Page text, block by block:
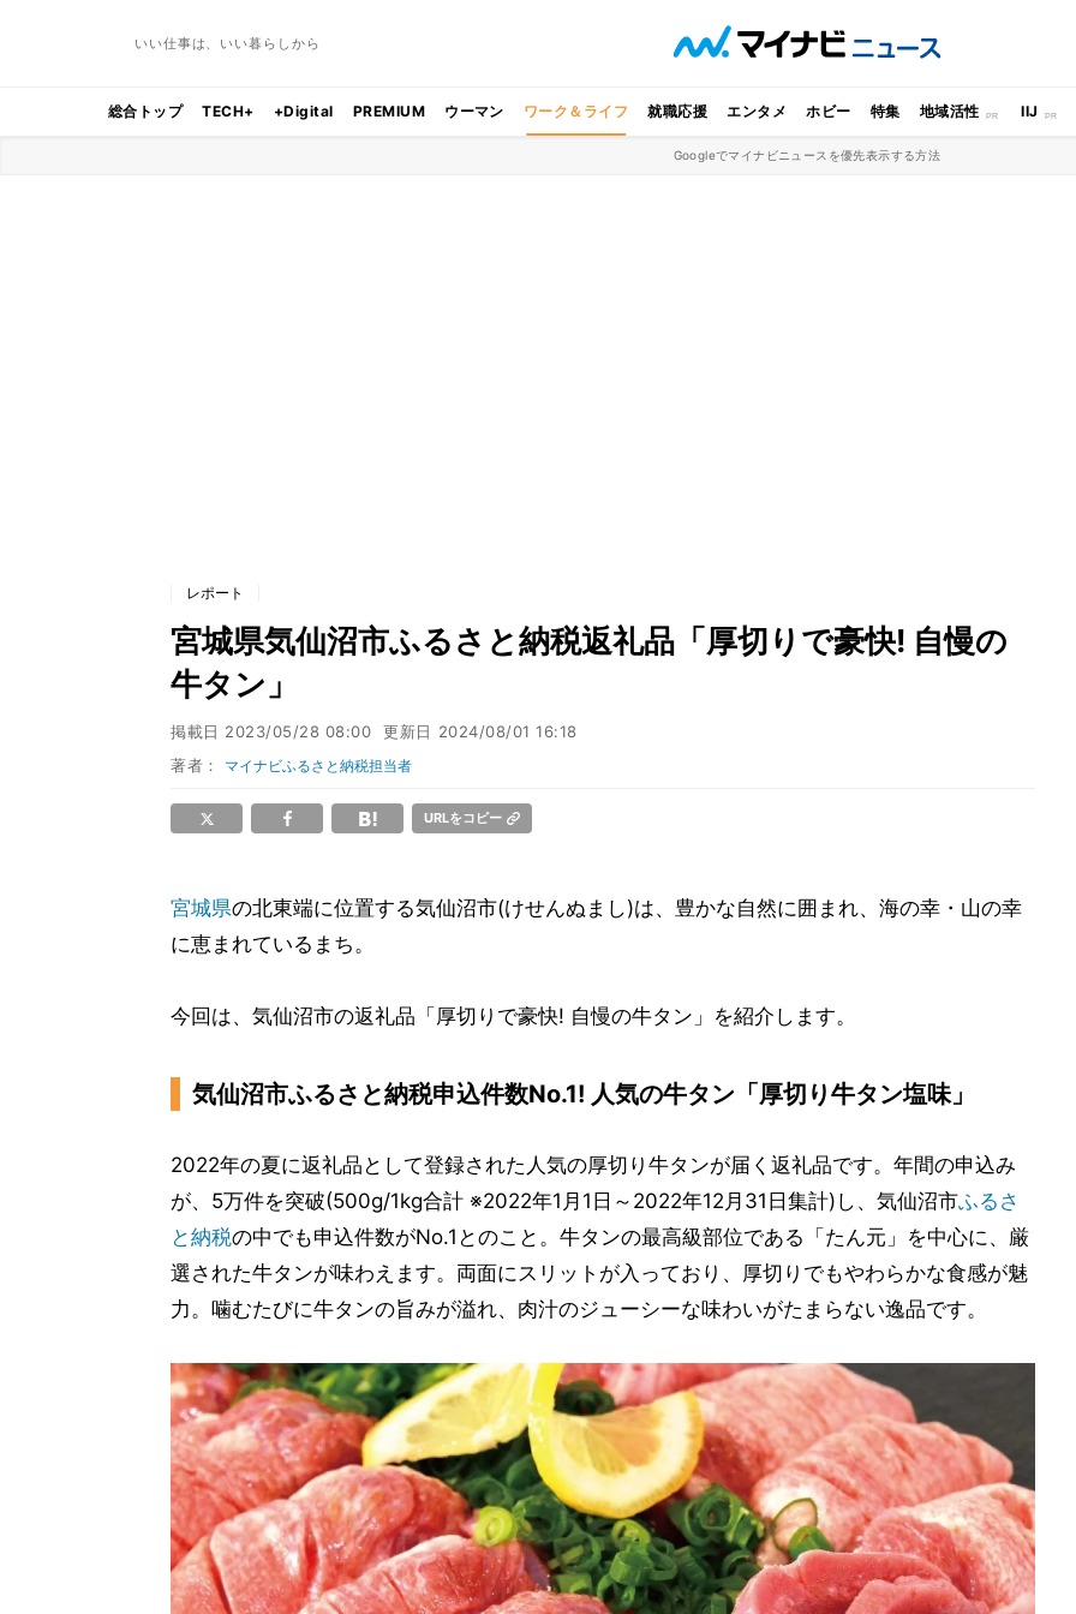
いい仕事は、いい暮らしから
総合トップ TECH+ +Digital PREMIUM ウーマン ワーク＆ライフ 就職応援 エンタメ ホビー 特集 地域活性 IIJ
Googleでマイナビニュースを優先表示する方法
レポート
宮城県気仙沼市ふるさと納税返礼品「厚切りで豪快! 自慢の
牛タン」
掲載日 2023/05/28 08:00 更新日 2024/08/01 16:18
著者： マイナビふるさと納税担当者
URLをコピー
宮城県の北東端に位置する気仙沼市(けせんぬまし)は、豊かな自然に囲まれ、海の幸・山の幸
に恵まれているまち。
今回は、気仙沼市の返礼品「厚切りで豪快! 自慢の牛タン」を紹介します。
気仙沼市ふるさと納税申込件数No.1! 人気の牛タン「厚切り牛タン塩味」
2022年の夏に返礼品として登録された人気の厚切り牛タンが届く返礼品です。年間の申込み
が、5万件を突破(500g/1kg合計 ※2022年1月1日～2022年12月31日集計)し、気仙沼市ふるさ
と納税の中でも申込件数がNo.1とのこと。牛タンの最高級部位である「たん元」を中心に、厳
選された牛タンが味わえます。両面にスリットが入っており、厚切りでもやわらかな食感が魅
力。噛むたびに牛タンの旨みが溢れ、肉汁のジューシーな味わいがたまらない逸品です。